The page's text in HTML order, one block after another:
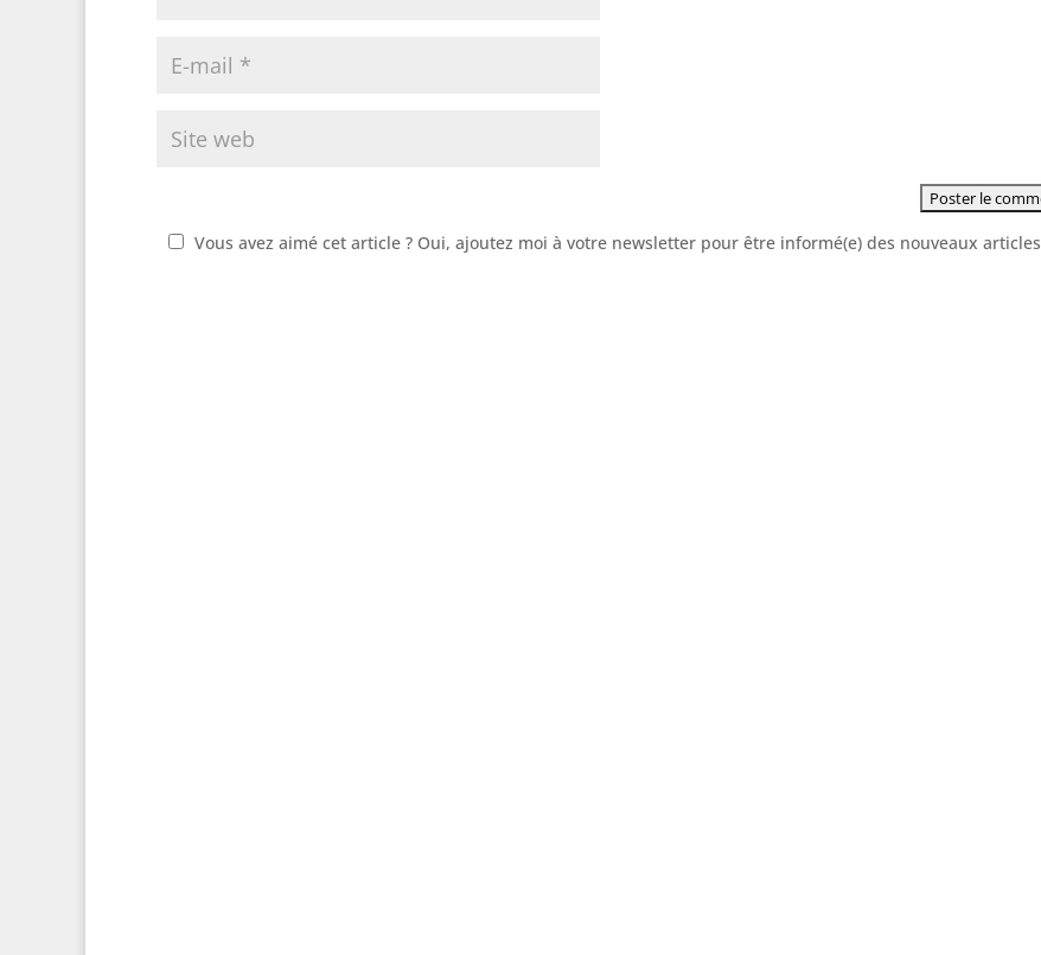
Vous avez aimé cet article ? Oui, ajoutez moi à votre newsletter pour être informé(e) des nouveaux articles